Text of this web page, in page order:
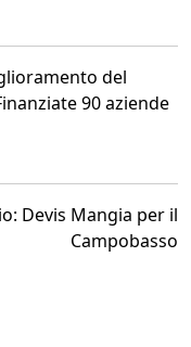
del
90 aziende
Devis Mangia per il
Campobasso